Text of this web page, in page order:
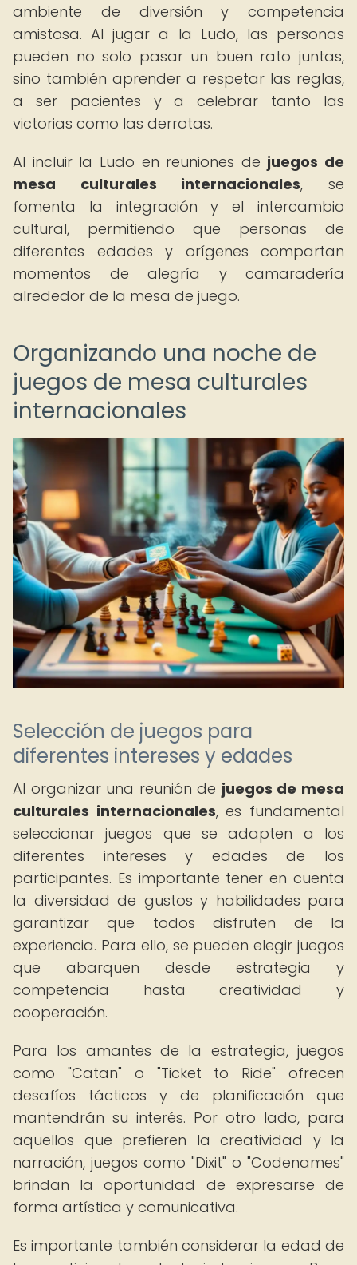
ambiente de diversión y competencia
amistosa. Al jugar a la Ludo, las personas
pueden no solo pasar un buen rato juntas,
sino también aprender a respetar las reglas,
a ser pacientes y a celebrar tanto las
victorias como las derrotas.
Al incluir la Ludo en reuniones de juegos de
mesa culturales internacionales, se
fomenta la integración y el intercambio
cultural, permitiendo que personas de
diferentes edades y orígenes compartan
momentos de alegría y camaradería
alrededor de la mesa de juego.
Organizando una noche de
juegos de mesa culturales
internacionales
Selección de juegos para
diferentes intereses y edades
Al organizar una reunión de juegos de mesa
culturales internacionales, es fundamental
seleccionar juegos que se adapten a los
diferentes intereses y edades de los
participantes. Es importante tener en cuenta
la diversidad de gustos y habilidades para
garantizar que todos disfruten de la
experiencia. Para ello, se pueden elegir juegos
que abarquen desde estrategia y
competencia hasta creatividad y
cooperación.
Para los amantes de la estrategia, juegos
como "Catan" o "Ticket to Ride" ofrecen
desafíos tácticos y de planificación que
mantendrán su interés. Por otro lado, para
aquellos que prefieren la creatividad y la
narración, juegos como "Dixit" o "Codenames"
brindan la oportunidad de expresarse de
forma artística y comunicativa.
Es importante también considerar la edad de